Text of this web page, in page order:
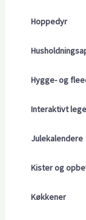
Hoppedyr
Hygge- og
Interaktivt
Julekalendere
Kister og
Køkkener